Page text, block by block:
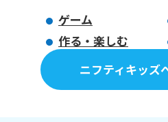
ゲーム
作る・楽しむ
ニフティキッズ